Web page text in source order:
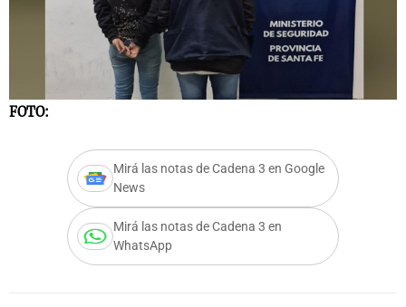
FOTO:
Mirá las notas de Cadena 3 en Google
News
Mirá las notas de Cadena 3 en
WhatsApp
Notas